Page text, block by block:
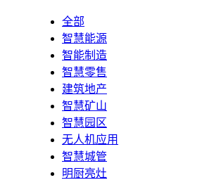
全部
智慧能源
智能制造
智慧零售
建筑地产
智慧矿山
智慧园区
无人机应用
智慧城管
明厨亮灶